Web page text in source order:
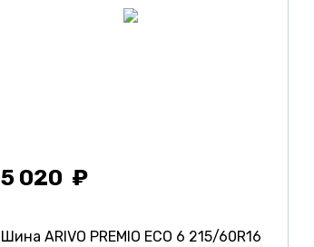
5 020
Шина ARIVO PREMIO ECO 6 215/60R16